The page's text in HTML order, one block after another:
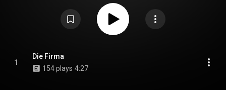
1
Die Firma
154 plays 4:27